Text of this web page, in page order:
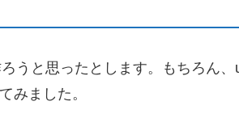
うと思ったとします。もちろん
みました。